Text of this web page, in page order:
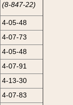
(8-847-22)
4-05-48
4-07-73
4-05-48
4-07-91
4-13-30
4-07-83